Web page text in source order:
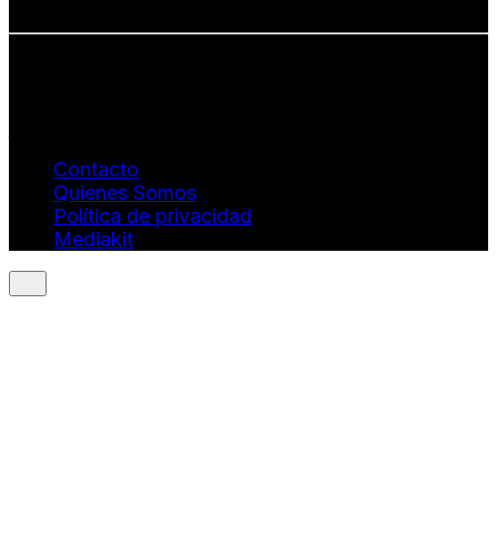
Contacto
Quienes Somos
Política de privacidad
Mediakit